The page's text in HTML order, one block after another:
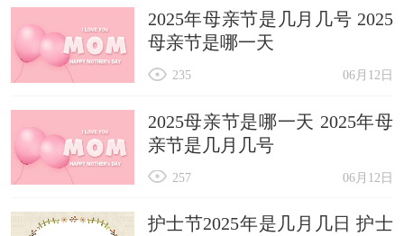
2025年母亲节是几月几号 2025
母亲节是哪一天
06月12日
235
2025母亲节是哪一天 2025年母
亲节是几月几号
06月12日
257
护士节2025年是几月几日 护士